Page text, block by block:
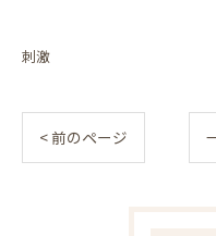
刺激
< 前のページ